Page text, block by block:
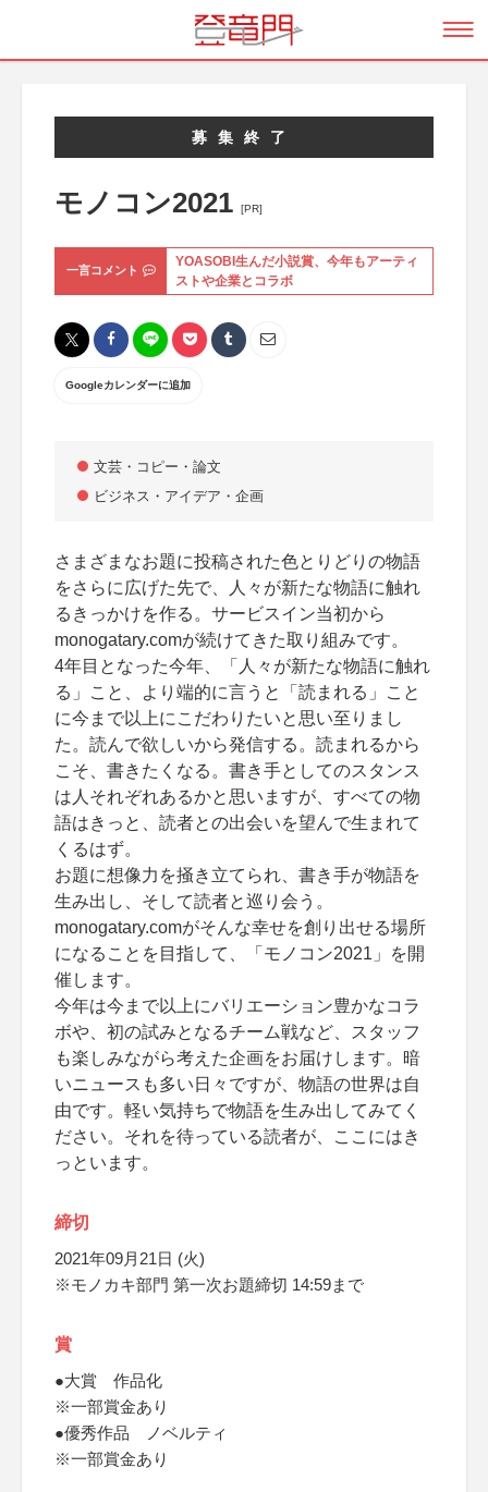
募集終了
モノコン2021 [PR]
一言コメント
YOASOBI生んだ小説賞、今年もアーティ
ストや企業とコラボ
Googleカレンダーに追加
文芸・コピー・論文
ビジネス・アイデア・企画
さまざまなお題に投稿された色とりどりの物語
をさらに広げた先で、人々が新たな物語に触れ
るきっかけを作る。サービスイン当初から
monogatary.comが続けてきた取り組みです。
4年目となった今年、「人々が新たな物語に触れ
る」こと、より端的に言うと「読まれる」こと
に今まで以上にこだわりたいと思い至りまし
た。読んで欲しいから発信する。読まれるから
こそ、書きたくなる。書き手としてのスタンス
は人それぞれあるかと思いますが、すべての物
語はきっと、読者との出会いを望んで生まれて
くるはず。
お題に想像力を掻き立てられ、書き手が物語を
生み出し、そして読者と巡り会う。
monogatary.comがそんな幸せを創り出せる場所
になることを目指して、「モノコン2021」を開
催します。
今年は今まで以上にバリエーション豊かなコラ
ボや、初の試みとなるチーム戦など、スタッフ
も楽しみながら考えた企画をお届けします。暗
いニュースも多い日々ですが、物語の世界は自
由です。軽い気持ちで物語を生み出してみてく
ださい。それを待っている読者が、ここにはき
っといます。
締切
2021年09月21日 (火)
※モノカキ部門 第一次お題締切 14:59まで
賞
●大賞 作品化
※一部賞金あり
●優秀作品 ノベルティ
※一部賞金あり